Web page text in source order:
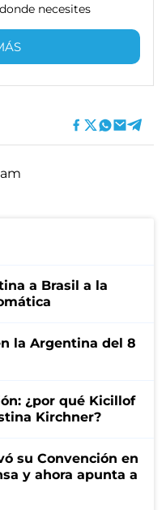
necesites
a Brasil a la
la Argentina del 8
¿por qué Kicillof
Kirchner?
su Convención en
y ahora apunta a